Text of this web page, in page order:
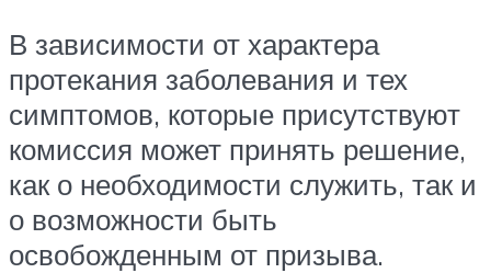
В зависимости от характера
протекания заболевания и тех
симптомов, которые присутствуют
комиссия может принять решение,
как о необходимости служить, так и
о возможности быть
освобожденным от призыва.